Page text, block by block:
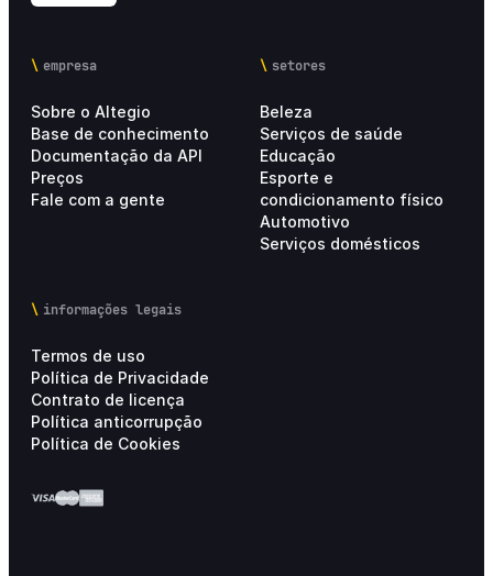
empresa
Sobre o Altegio
Base de conhecimento
Documentação da API
Preços
Fale com a gente
setores
Beleza
Serviços de saúde
Educação
Esporte e
condicionamento físico
Automotivo
Serviços domésticos
informações legais
Termos de uso
Política de Privacidade
Contrato de licença
Política anticorrupção
Política de Cookies